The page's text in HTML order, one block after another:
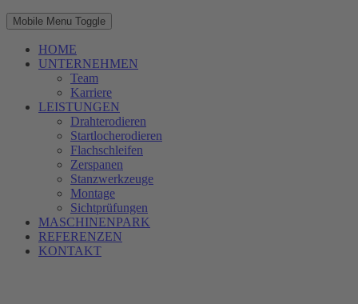
Mobile Menu Toggle
HOME
UNTERNEHMEN
Team
Karriere
LEISTUNGEN
Drahterodieren
Startlocherodieren
Flachschleifen
Zerspanen
Stanzwerkzeuge
Montage
Sichtprüfungen
MASCHINENPARK
REFERENZEN
KONTAKT